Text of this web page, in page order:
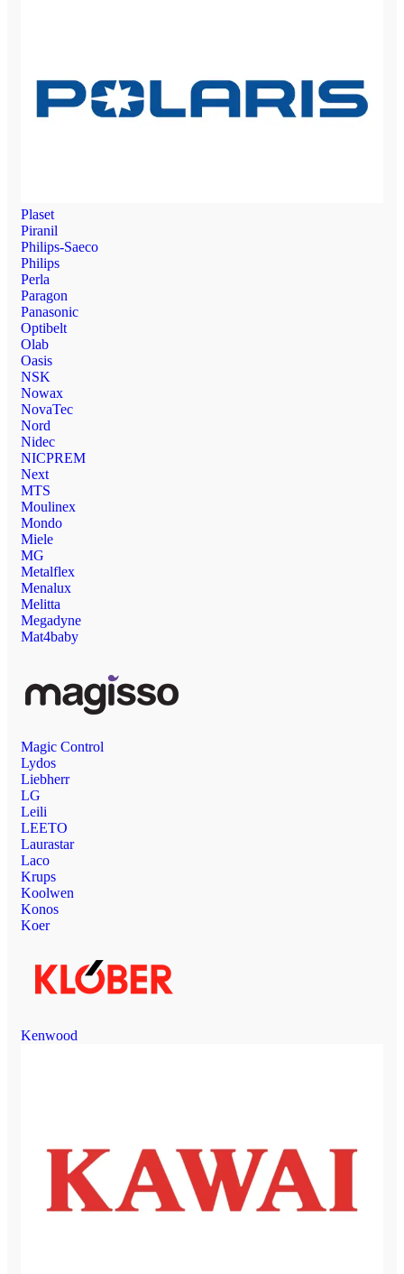
Plaset
Piranil
Philips-Saeco
Philips
Perla
Paragon
Panasonic
Optibelt
Olab
Oasis
NSK
Nowax
NovaTec
Nord
Nidec
NICPREM
Next
MTS
Moulinex
Mondo
Miele
MG
Metalflex
Menalux
Melitta
Megadyne
Mat4baby
Magic Control
Lydos
Liebherr
LG
Leili
LEETO
Laurastar
Laco
Krups
Koolwen
Konos
Koer
Kenwood